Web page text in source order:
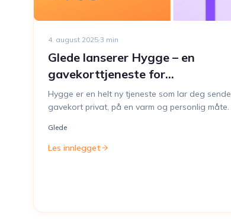
4. august 2025·3 min
Glede lanserer Hygge – en
gavekorttjeneste for
privatpersoner!
Hygge er en helt ny tjeneste som lar deg sende
gavekort privat, på en varm og personlig måte.
Glede
Les innlegget